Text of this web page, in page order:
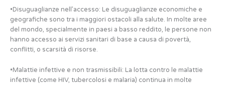
•Disuguaglianze nell’accesso: Le disuguaglianze economiche e
geografiche sono tra i maggiori ostacoli alla salute. In molte aree
del mondo, specialmente in paesi a basso reddito, le persone non
hanno accesso ai servizi sanitari di base a causa di povertà,
conflitti, o scarsità di risorse.
•Malattie infettive e non trasmissibili: La lotta contro le malattie
infettive (come HIV, tubercolosi e malaria) continua in molte